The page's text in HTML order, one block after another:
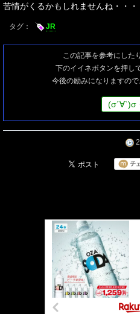
苦情がくるかもしれませんね・・・
タグ： JR
この記事を参考にした
下のイイネボタンを押し
今後の励みになりますの
(σ´∀`)σ